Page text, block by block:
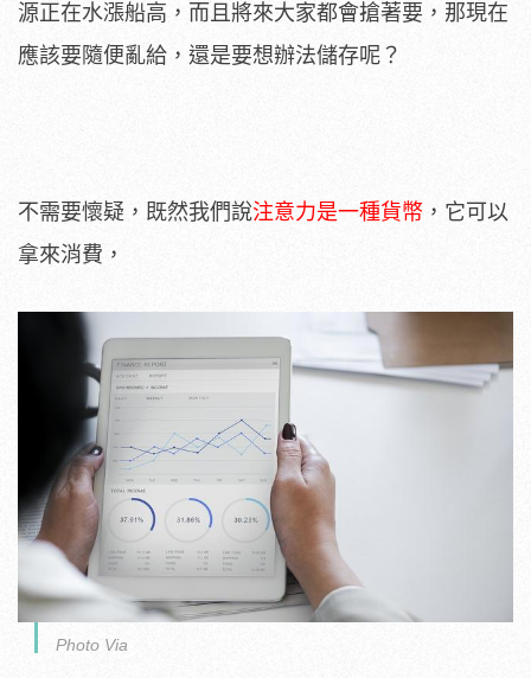
源正在水漲船高，而且將來大家都會搶著要，那現在
應該要隨便亂給，還是要想辦法儲存呢？
不需要懷疑，既然我們說注意力是一種貨幣 ，它可以
拿來消費，
Photo Via